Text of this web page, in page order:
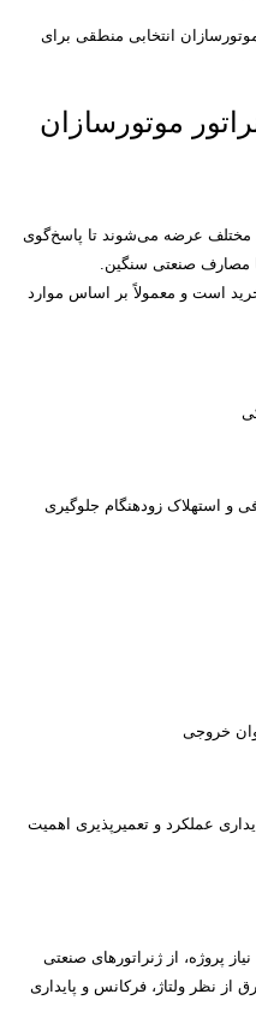
انتخابی منطقی برای
موتورسازان
مختلف عرضه می‌شوند تا پاسخ‌گوی
مصارف صنعتی سنگین
است و معمولاً بر اساس موارد
و استهلاک زودهنگام جلوگیری
خروجی
عملکرد و تعمیرپذیری اهمیت
پروژه، از ژنراتورهای صنعتی
از نظر ولتاژ، فرکانس و پایداری